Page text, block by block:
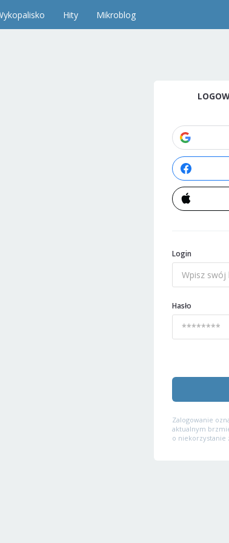
Hity Mikroblog
Login
Hasło
Zalogowanie
aktualnym
o niekorzystanie